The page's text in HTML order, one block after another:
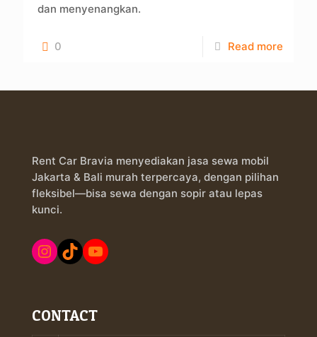
dan menyenangkan.
0 Read more
Rent Car Bravia menyediakan jasa sewa mobil
Jakarta & Bali murah terpercaya, dengan pilihan
fleksibel—bisa sewa dengan sopir atau lepas
kunci.
Instagram
TikTokYouTube
CONTACT